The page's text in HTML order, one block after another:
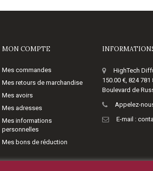
MON COMPTE
Mes commandes
Mes retours de marchandise
Mes avoirs
Mes adresses
Mes informations
personnelles
Mes bons de réduction
HighTech
150.00 €, 824 781
Boulevard de
Appelez-
E-mail :